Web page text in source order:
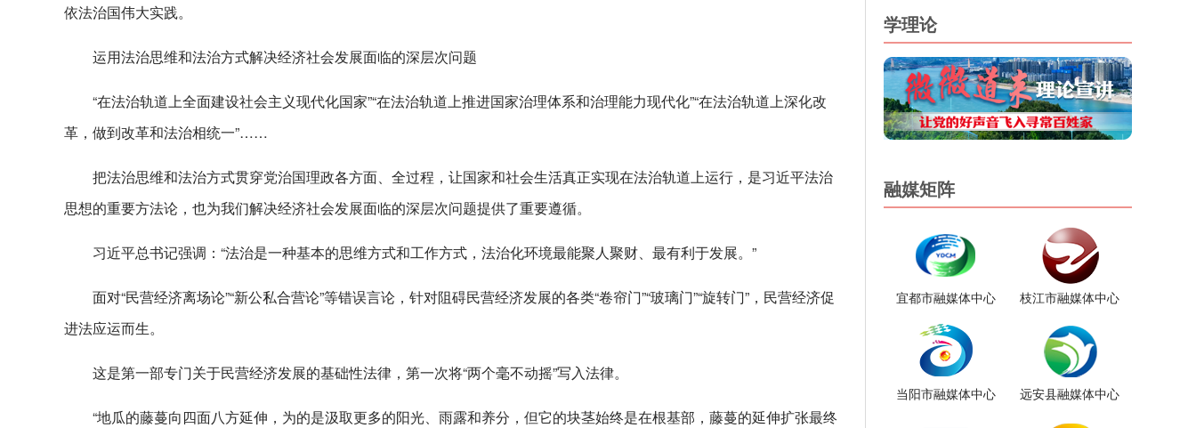
依法治国伟大实践。
运用法治思维和法治方式解决经济社会发展面临的深层次问题
“在法治轨道上全面建设社会主义现代化国家”“在法治轨道上推进国家治理体系和治理能力现代化”“在法治轨道上深化改
革，做到改革和法治相统一”……
把法治思维和法治方式贯穿党治国理政各方面、全过程，让国家和社会生活真正实现在法治轨道上运行，是习近平法治
思想的重要方法论，也为我们解决经济社会发展面临的深层次问题提供了重要遵循。
习近平总书记强调：“法治是一种基本的思维方式和工作方式，法治化环境最能聚人聚财、最有利于发展。”
面对“民营经济离场论”“新公私合营论”等错误言论，针对阻碍民营经济发展的各类“卷帘门”“玻璃门”“旋转门”，民营经济促
进法应运而生。
这是第一部专门关于民营经济发展的基础性法律，第一次将“两个毫不动摇”写入法律。
“地瓜的藤蔓向四面八方延伸，为的是汲取更多的阳光、雨露和养分，但它的块茎始终是在根基部，藤蔓的延伸扩张最终
学理论
融媒矩阵
宜都市融媒体中心 枝江市融媒体中心
当阳市融媒体中心 远安县融媒体中心